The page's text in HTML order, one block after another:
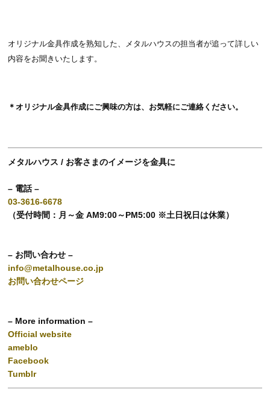
オリジナル金具作成を熟知した、メタルハウスの担当者が追って詳しい
内容をお聞きいたします。
＊オリジナル金具作成にご興味の方は、お気軽にご連絡ください。
メタルハウス / お客さまのイメージを金具に
– 電話 –
03-3616-6678
（受付時間：月～金 AM9:00～PM5:00 ※土日祝日は休業）
– お問い合わせ –
info@metalhouse.co.jp
お問い合わせページ
– More information –
Official website
ameblo
Facebook
Tumblr